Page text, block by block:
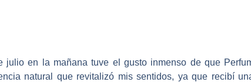
julio en la mañana tuve el gusto inmenso de que
natural que revitalizó mis sentidos, ya que recibí